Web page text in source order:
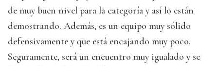
de muy buen nivel para la categoría y así lo están
demostrando. Además, es un equipo muy sólido
defensivamente y que está encajando muy poco.
Seguramente, será un encuentro muy igualado y se